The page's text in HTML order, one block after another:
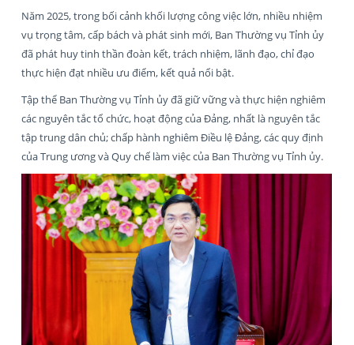
Năm 2025, trong bối cảnh khối lượng công việc lớn, nhiều nhiệm
vụ trọng tâm, cấp bách và phát sinh mới, Ban Thường vụ Tỉnh ủy
đã phát huy tinh thần đoàn kết, trách nhiệm, lãnh đạo, chỉ đạo
thực hiện đạt nhiều ưu điểm, kết quả nổi bật.
Tập thể Ban Thường vụ Tỉnh ủy đã giữ vững và thực hiện nghiêm
các nguyên tắc tổ chức, hoạt động của Đảng, nhất là nguyên tắc
tập trung dân chủ; chấp hành nghiêm Điều lệ Đảng, các quy định
của Trung ương và Quy chế làm việc của Ban Thường vụ Tỉnh ủy.